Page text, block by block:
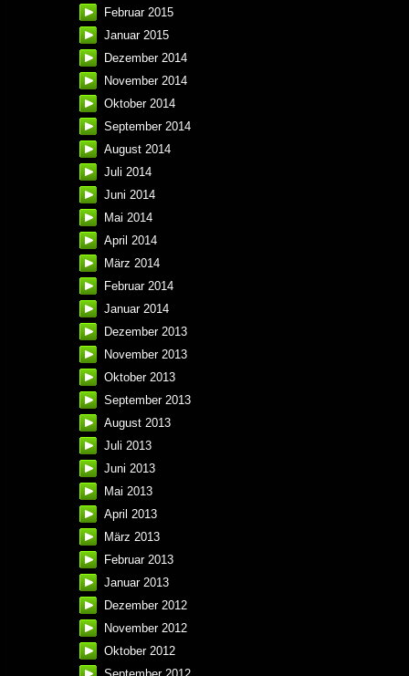
Februar 2015
Januar 2015
Dezember 2014
November 2014
Oktober 2014
September 2014
August 2014
Juli 2014
Juni 2014
Mai 2014
April 2014
März 2014
Februar 2014
Januar 2014
Dezember 2013
November 2013
Oktober 2013
September 2013
August 2013
Juli 2013
Juni 2013
Mai 2013
April 2013
März 2013
Februar 2013
Januar 2013
Dezember 2012
November 2012
Oktober 2012